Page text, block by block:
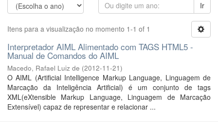
Ir
Itens para a visualização no momento 1-1 of 1
Interpretador AIML Alimentado com TAGS HTML5 -
Manual de Comandos do AIML
Macedo, Rafael Luiz de (2012-11-21)
O AIML (Artificial Intelligence Markup Language, Linguagem de
Marcação da Inteligência Artificial) é um conjunto de tags
XML(eXtensible Markup Language, Linguagem de Marcação
Extensível) capaz de representar e relacionar ...